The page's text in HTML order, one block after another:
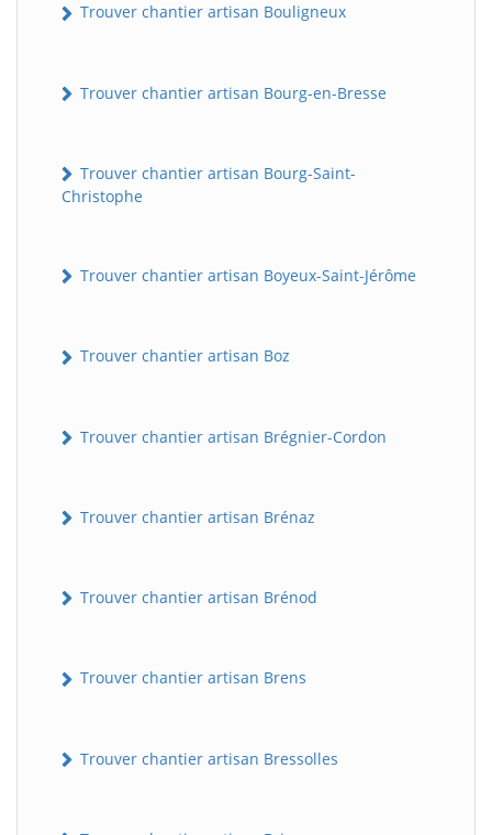
Trouver chantier artisan Bouligneux
Trouver chantier artisan Bourg-en-Bresse
Trouver chantier artisan Bourg-Saint-
Christophe
Trouver chantier artisan Boyeux-Saint-Jérôme
Trouver chantier artisan Boz
Trouver chantier artisan Brégnier-Cordon
Trouver chantier artisan Brénaz
Trouver chantier artisan Brénod
Trouver chantier artisan Brens
Trouver chantier artisan Bressolles